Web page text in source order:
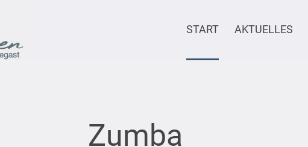
START AKTUELLES
Zumba